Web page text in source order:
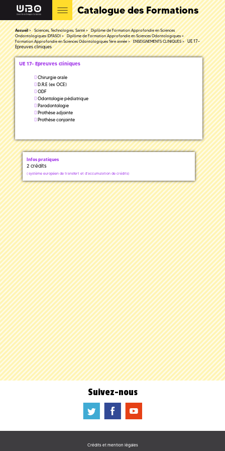
Catalogue des Formations
Accueil Sciences, Technologies, Santé
Diplôme de Formation Approfondie en Sciences
Ondontologiques (DFASO)
Diplôme de Formation Approfondie en Sciences Odontologiques
Formation Approfondie en Sciences Odontologiques 1ère année
ENSEIGNEMENTS CLINIQUES
UE 17-
Epreuves cliniques
UE 17- Epreuves cliniques
Chirurgie orale
D.R.E (ex OCE)
ODF
Odontologie pédiatrique
Parodontologie
Prothèse adjointe
Prothèse conjointe
Infos pratiques
2 crédits
( système européen de transfert et d'accumulation de crédits)
Suivez-nous
a b f
Crédits et mention légales